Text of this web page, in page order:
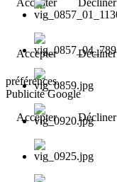
Accepter
Décliner
préférences.
Publicité Google
Accepter
Décliner